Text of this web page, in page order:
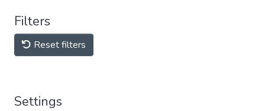
Filters
Reset filters
Settings